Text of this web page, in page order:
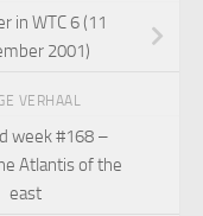
in WTC 6 (11
2001)
VERHAAL
week #168 –
Atlantis of the
east